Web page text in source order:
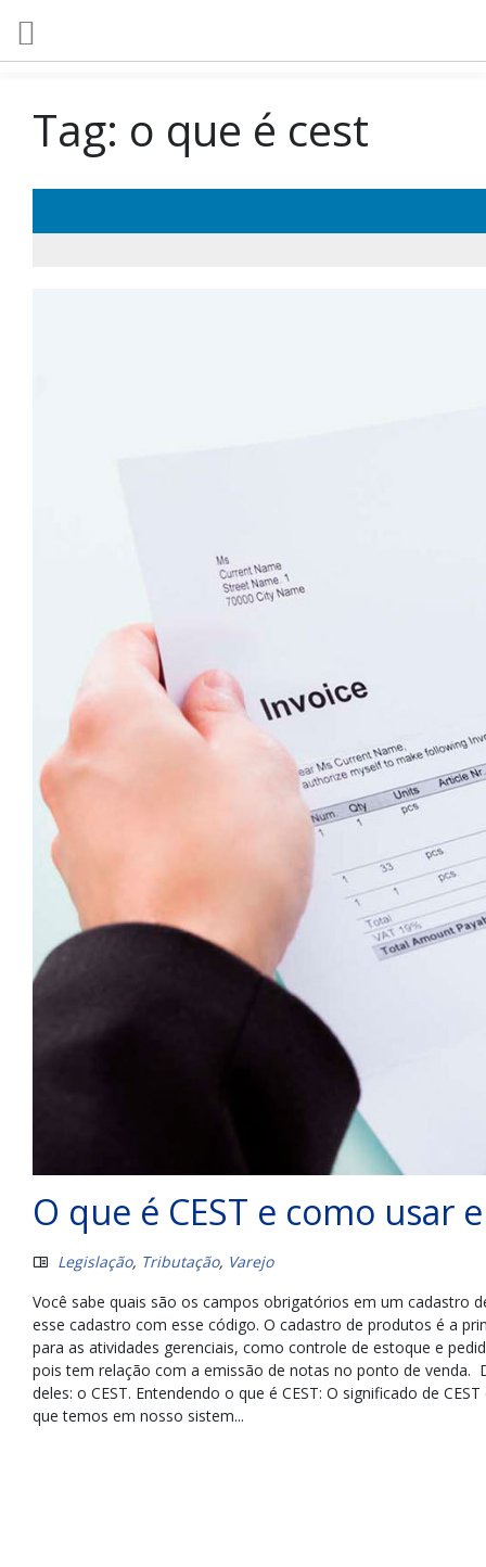
Tag: o que é cest
O que é CEST e como
Legislação, Tributação, Varejo
Você sabe quais são os campos obrigatórios em um cadastro
esse cadastro com esse código. O cadastro de produtos é a
para as atividades gerenciais, como controle de estoque e
pois tem relação com a emissão de notas no ponto de
deles: o CEST. Entendendo o que é CEST: O significado de
que temos em nosso sistem...